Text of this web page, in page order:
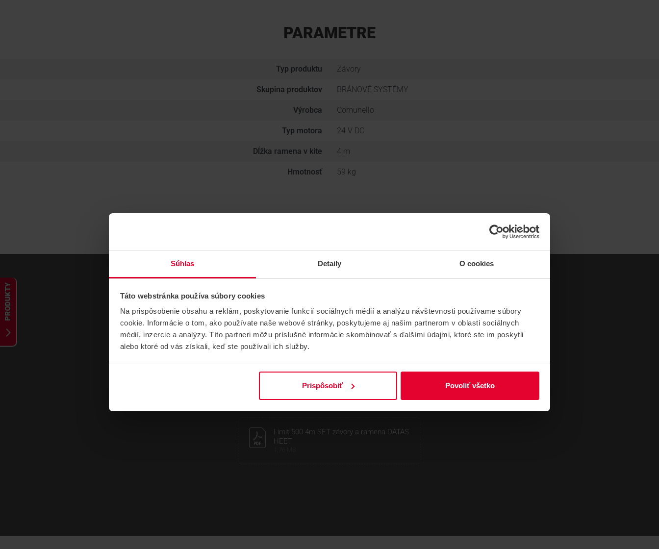
Súhlas Detaily O cookies
Táto webstránka používa súbory cookies
Na prispôsobenie obsahu a reklám, poskytovanie funkcií sociálnych médií a analýzu návštevnosti používame súbory
cookie. Informácie o tom, ako používate naše webové stránky, poskytujeme aj našim partnerom v oblasti sociálnych
médií, inzercie a analýzy. Títo partneri môžu príslušné informácie skombinovať s ďalšími údajmi, ktoré ste im poskytli
alebo ktoré od vás získali, keď ste používali ich služby.
Prispôsobiť Povoliť všetko
PRODUKTY
PARAMETRE
Typ produktu Závory
Skupina produktov BRÁNOVÉ SYSTÉMY
Výrobca Comunello
Typ motora 24 V DC
Dĺžka ramena v kite 4 m
Hmotnosť 59 kg
NÁVODY A PODPORA
DATASHEETY NÁVODY
Limit 500 4m SET závory a ramena DATAS
HEET